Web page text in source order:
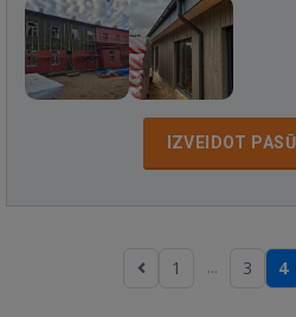
IZVEIDOT
1 ... 3 4